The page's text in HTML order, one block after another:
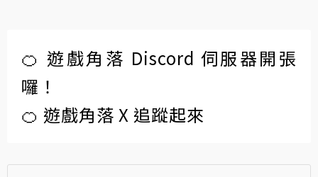
🍊 遊戲角落 Discord 伺服器開張
囉！
🍊 遊戲角落 X 追蹤起來